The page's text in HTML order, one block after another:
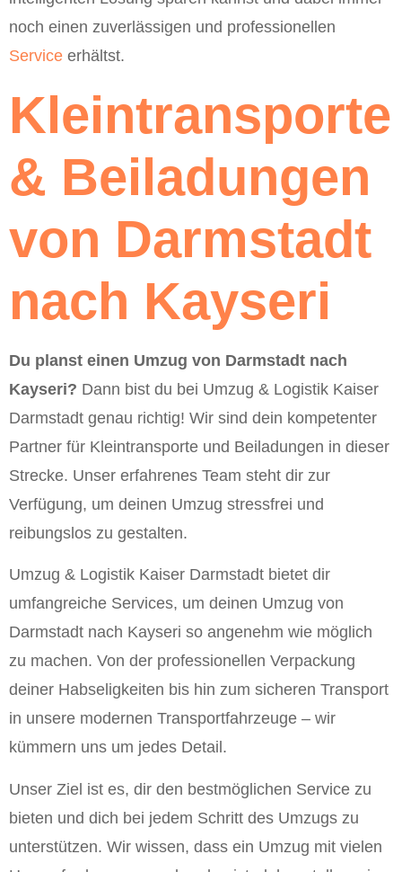
noch einen zuverlässigen und professionellen
Service erhältst.
Kleintransporte
& Beiladungen
von Darmstadt
nach Kayseri
Du planst einen Umzug von Darmstadt nach
Kayseri? Dann bist du bei Umzug & Logistik Kaiser
Darmstadt genau richtig! Wir sind dein kompetenter
Partner für Kleintransporte und Beiladungen in dieser
Strecke. Unser erfahrenes Team steht dir zur
Verfügung, um deinen Umzug stressfrei und
reibungslos zu gestalten.
Umzug & Logistik Kaiser Darmstadt bietet dir
umfangreiche Services, um deinen Umzug von
Darmstadt nach Kayseri so angenehm wie möglich
zu machen. Von der professionellen Verpackung
deiner Habseligkeiten bis hin zum sicheren Transport
in unsere modernen Transportfahrzeuge – wir
kümmern uns um jedes Detail.
Unser Ziel ist es, dir den bestmöglichen Service zu
bieten und dich bei jedem Schritt des Umzugs zu
unterstützen. Wir wissen, dass ein Umzug mit vielen